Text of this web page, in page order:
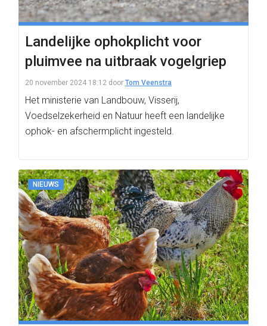
Landelijke ophokplicht voor
pluimvee na uitbraak vogelgriep
20 november 2024 18:12 door Tom Veenstra
Het ministerie van Landbouw, Visserij,
Voedselzekerheid en Natuur heeft een landelijke
ophok- en afschermplicht ingesteld.
NIEUWS